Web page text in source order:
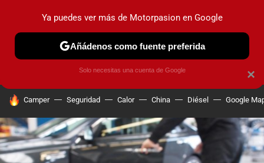
PRUEBAS COCHES ELÉCTRICOS OBSERVATORIO
HOY SE HABLA DE
Camper Seguridad Calor China Diésel Google
×
Ya puedes ver más de Motorpasion en Google
Añádenos como fuente preferida
Solo necesitas una cuenta de Google